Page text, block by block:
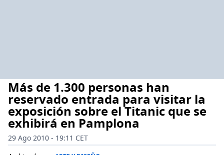
Más de 1.300 personas han
reservado entrada para visitar la
exposición sobre el Titanic que se
exhibirá en Pamplona
29 Ago 2010 - 19:11 CET